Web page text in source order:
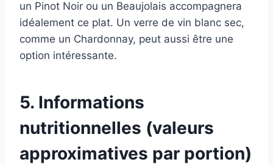
un Pinot Noir ou un Beaujolais accompagnera
idéalement ce plat. Un verre de vin blanc sec,
comme un Chardonnay, peut aussi être une
option intéressante.
5. Informations
nutritionnelles (valeurs
approximatives par portion)